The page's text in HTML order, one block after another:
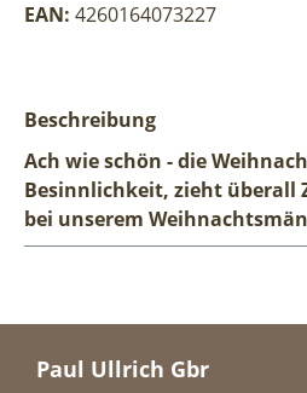
EAN: 4260164073227
Beschreibung
Ach wie schön - die
Besinnlichkeit, zieht überall
bei unserem
Paul Ullrich Gbr